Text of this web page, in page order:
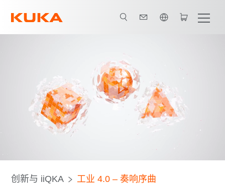
定义 - 工业 4.0 作为关键要素的机器人 iiQKA
创新与 iiQKA 工业 4.0 – 奏响序曲